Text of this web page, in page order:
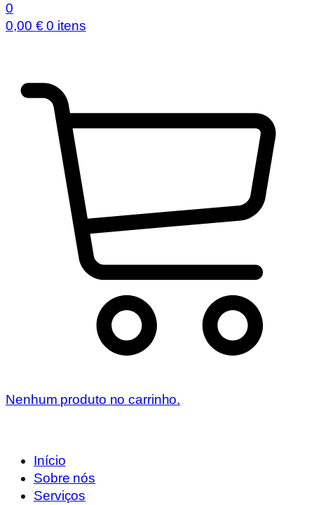
0
0,00 € 0 itens
Nenhum produto no carrinho.
Início
Sobre nós
Serviços